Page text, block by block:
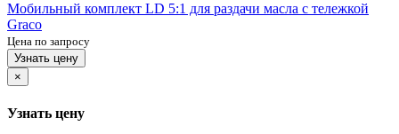
Мобильный комплект LD 5:1 для раздачи масла с тележкой
Graco
Цена по запросу
Узнать цену
×
Узнать цену